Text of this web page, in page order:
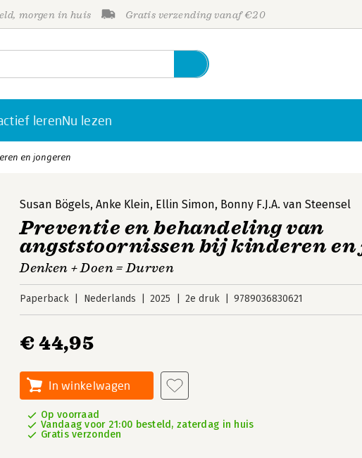
morgen in huis Gratis verzending vanaf €20
lerenNu lezen
en jongeren
Susan Bögels,Anke Klein, Ellin Simon, Bonny F.J.A. van Steensel
Preventie en behandeling van
angststoornissen bij kinderen en
Denken + Doen = Durven
Paperback Nederlands 2025 2e druk 9789036830621
€ 44,95
In winkelwagen
Op voorraad
Vandaag voor 21:00 besteld, zaterdag in huis
Gratis verzonden
Personen